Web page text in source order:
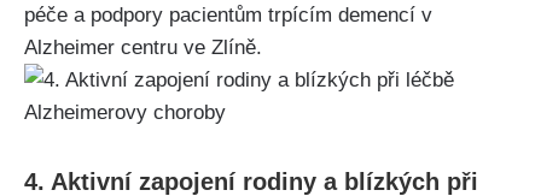
péče a podpory pacientům trpícím demencí v
Alzheimer centru ve Zlíně.
4. Aktivní zapojení rodiny a blízkých při